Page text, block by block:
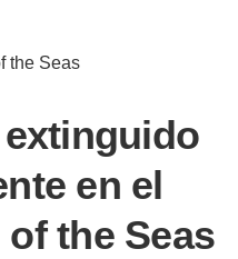
en el
the Seas